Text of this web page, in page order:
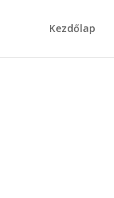
Kezdőlap